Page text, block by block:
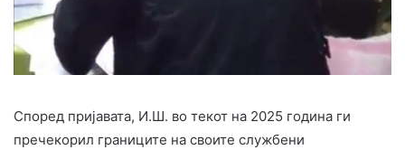
Според пријавата, И.Ш. во текот на 2025 година ги
пречекорил границите на своите службени